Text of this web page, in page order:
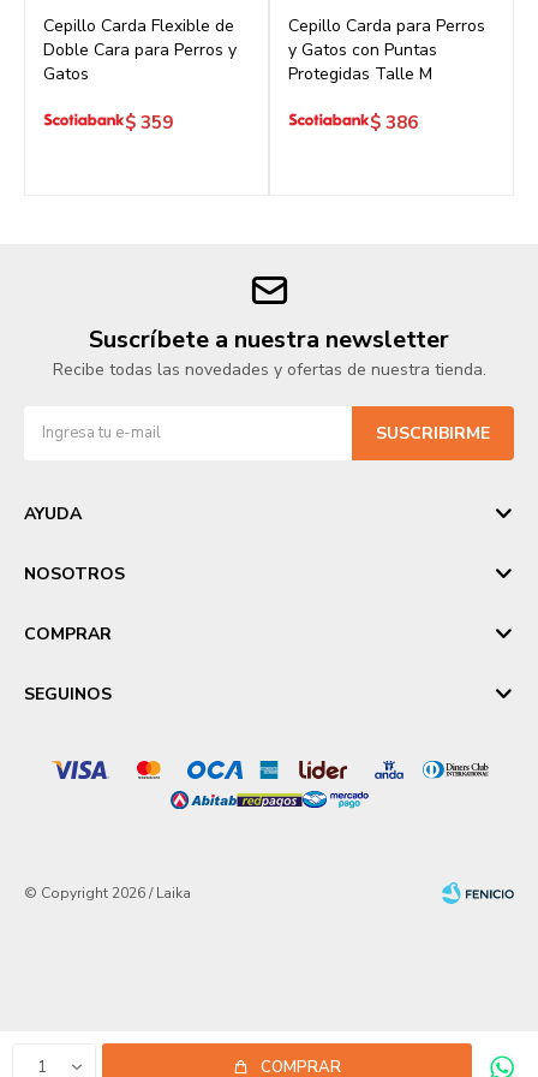
1 COMPRAR
Cepillo Carda Flexible de
Doble Cara para Perros y
Gatos
$ 359
Cepillo Carda para Perros
y Gatos con Puntas
Protegidas Talle M
$ 386
Suscríbete a nuestra newsletter
Recibe todas las novedades y ofertas de nuestra tienda.
SUSCRIBIRME
AYUDA
NOSOTROS
COMPRAR
SEGUINOS
© Copyright 2026 / Laika